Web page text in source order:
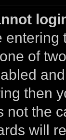
of
then
not the
will